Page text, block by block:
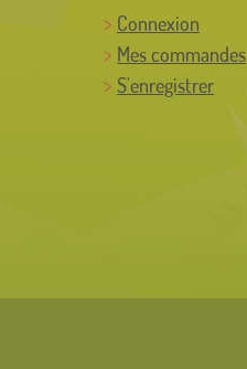
Connexion
Mes commandes
S'enregistrer